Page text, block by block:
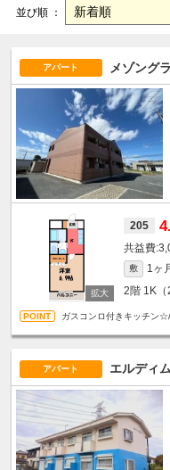
並び順 ：
アパート メゾング
205
敷 1ヶ
2階 1K（
ガスコンロ付きキッチン
アパート エルディ